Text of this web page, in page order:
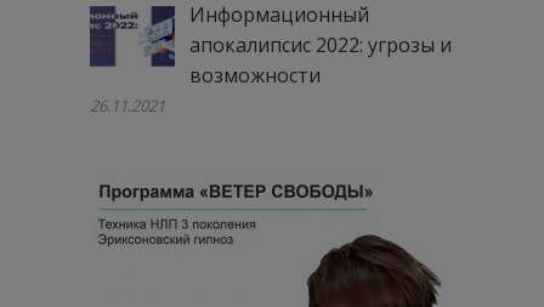
Информационный
апокалипсис 2022: угрозы и
возможности
26.11.2021